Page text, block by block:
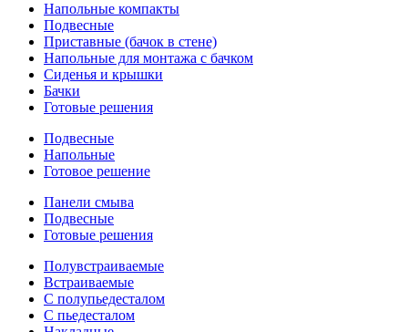
Напольные компакты
Подвесные
Приставные (бачок в стене)
Напольные для монтажа с бачком
Сиденья и крышки
Бачки
Готовые решения
Подвесные
Напольные
Готовое решение
Панели смыва
Подвесные
Готовые решения
Полувстраиваемые
Встраиваемые
С полупьедесталом
С пьедесталом